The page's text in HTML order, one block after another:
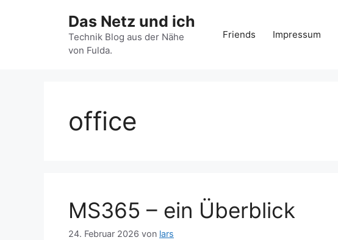
Das Netz und ich
Technik Blog aus der Nähe
von Fulda.
Friends Impressum
office
MS365 – ein Überblick
24. Februar 2026 von lars